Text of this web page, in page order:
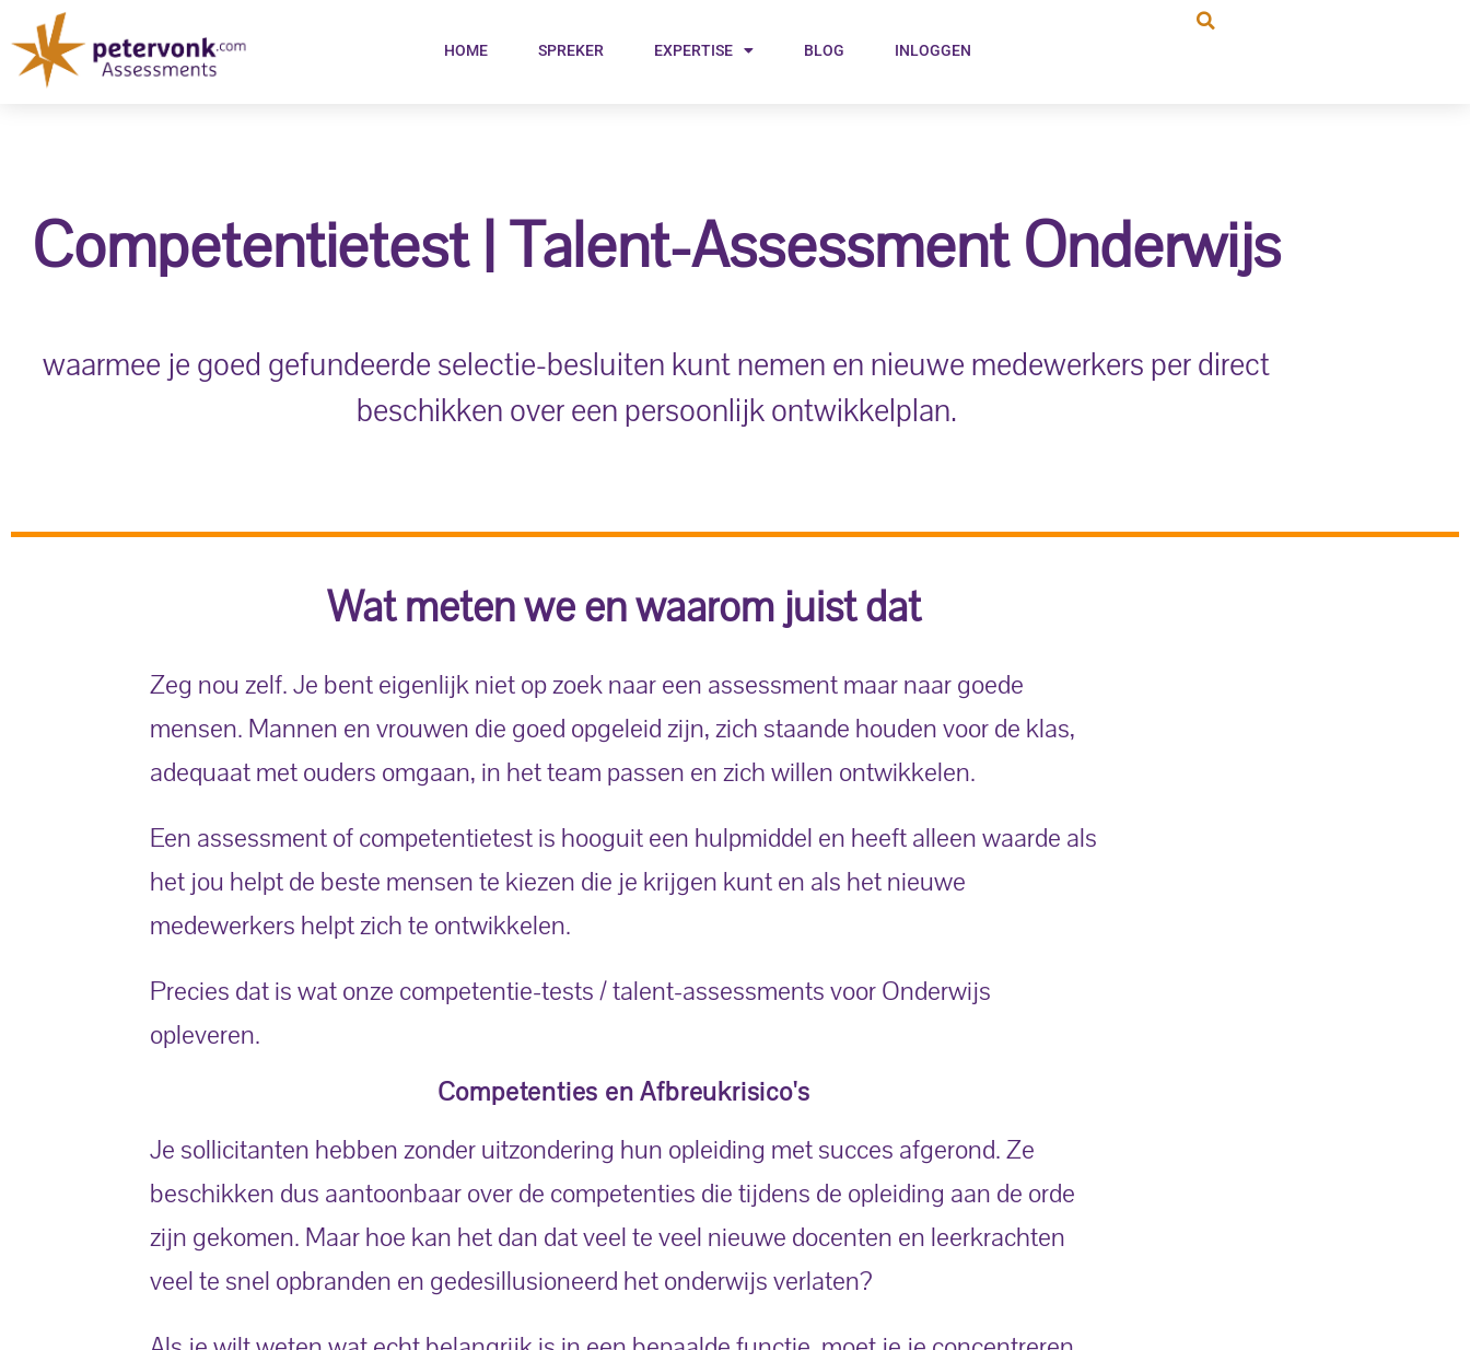
HOME SPREKER EXPERTISE BLOG INLOGGEN
Competentietest | Talent-Assessment Onderwijs
waarmee je goed gefundeerde selectie-besluiten kunt nemen en nieuwe medewerkers per direct
beschikken over een persoonlijk ontwikkelplan.
Wat meten we en waarom juist dat
Zeg nou zelf. Je bent eigenlijk niet op zoek naar een assessment maar naar goede
mensen. Mannen en vrouwen die goed opgeleid zijn, zich staande houden voor de klas,
adequaat met ouders omgaan, in het team passen en zich willen ontwikkelen.
Een assessment of competentietest is hooguit een hulpmiddel en heeft alleen waarde als
het jou helpt de beste mensen te kiezen die je krijgen kunt en als het nieuwe
medewerkers helpt zich te ontwikkelen.
Precies dat is wat onze competentie-tests / talent-assessments voor Onderwijs
opleveren.
Competenties en Afbreukrisico's
Je sollicitanten hebben zonder uitzondering hun opleiding met succes afgerond. Ze
beschikken dus aantoonbaar over de competenties die tijdens de opleiding aan de orde
zijn gekomen. Maar hoe kan het dan dat veel te veel nieuwe docenten en leerkrachten
veel te snel opbranden en gedesillusioneerd het onderwijs verlaten?